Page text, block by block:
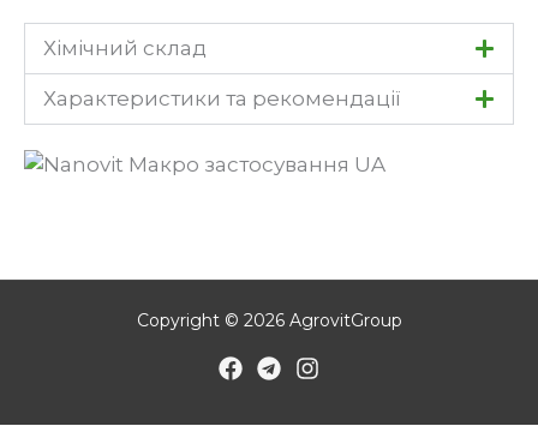
Хімічний склад
Характеристики та рекомендації
Copyright © 2026 AgrovitGroup